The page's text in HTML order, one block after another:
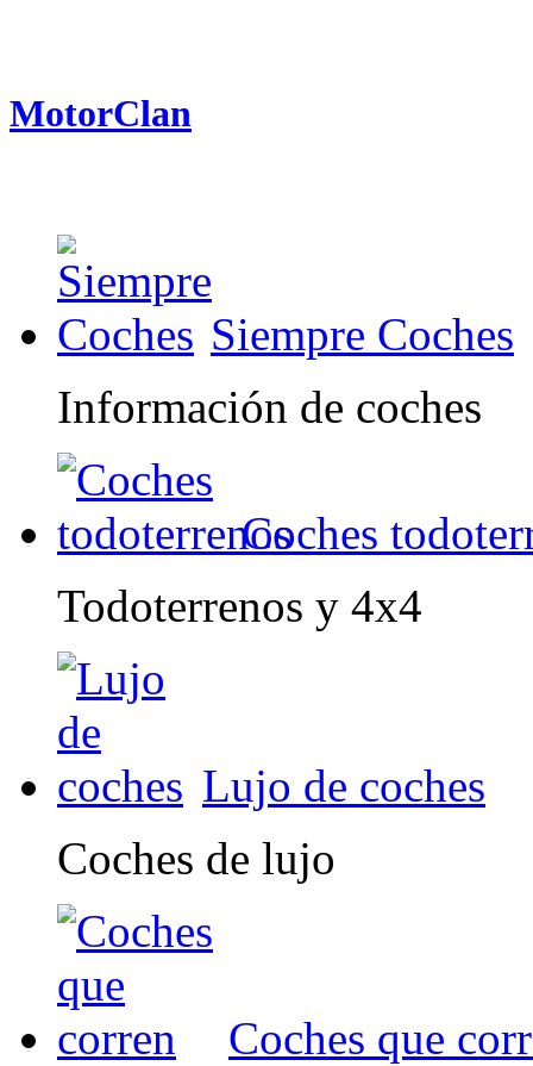
MotorClan
Siempre Coches
Información de coches
Coches
Todoterrenos y 4x4
Lujo de coches
Coches de lujo
Coches que